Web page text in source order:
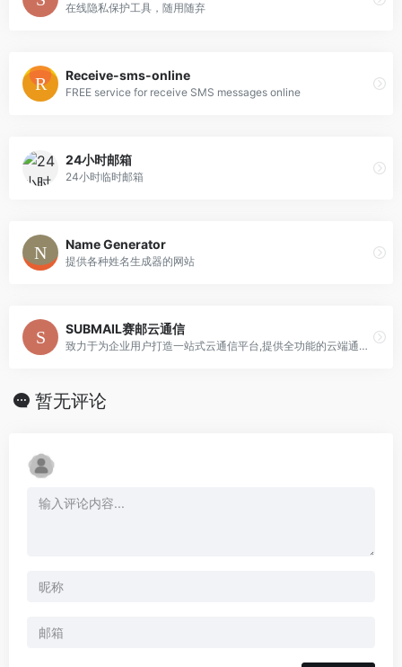
在线隐私保护工具，随用随弃
Receive-sms-online
FREE service for receive SMS messages online
24小时邮箱
24小时临时邮箱
Name Generator
提供各种姓名生成器的网站
SUBMAIL赛邮云通信
致力于为企业用户打造一站式云通信平台,提供全功能的云端通信服务、互联网营销能力、企业PaaS服务
暂无评论